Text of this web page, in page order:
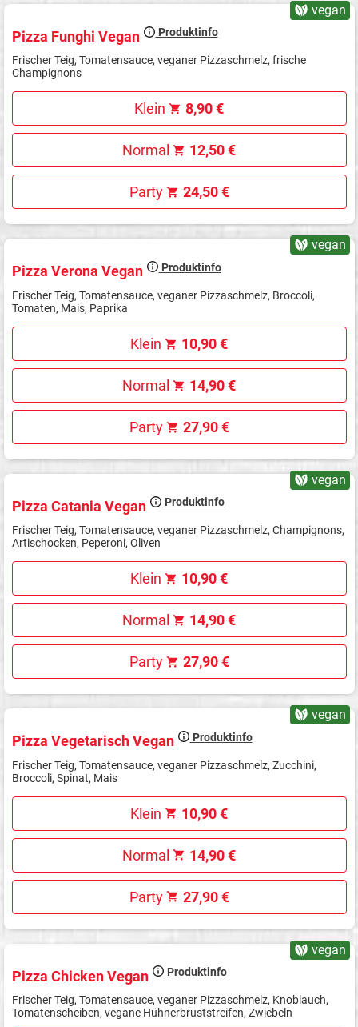
vegan
Pizza Funghi Vegan Produktinfo
Frischer Teig, Tomatensauce, veganer Pizzaschmelz, frische
Champignons
Klein 8,90 €
Normal 12,50 €
Party 24,50 €
vegan
Pizza Verona Vegan Produktinfo
Frischer Teig, Tomatensauce, veganer Pizzaschmelz, Broccoli,
Tomaten, Mais, Paprika
Klein 10,90 €
Normal 14,90 €
Party 27,90 €
vegan
Pizza Catania Vegan Produktinfo
Frischer Teig, Tomatensauce, veganer Pizzaschmelz, Champignons,
Artischocken, Peperoni, Oliven
Klein 10,90 €
Normal 14,90 €
Party 27,90 €
vegan
Pizza Vegetarisch Vegan Produktinfo
Frischer Teig, Tomatensauce, veganer Pizzaschmelz, Zucchini,
Broccoli, Spinat, Mais
Klein 10,90 €
Normal 14,90 €
Party 27,90 €
vegan
Pizza Chicken Vegan Produktinfo
Frischer Teig, Tomatensauce, veganer Pizzaschmelz, Knoblauch,
Tomatenscheiben, vegane Hühnerbruststreifen, Zwiebeln